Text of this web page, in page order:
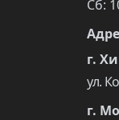
Сб:
г.
ул.
г.